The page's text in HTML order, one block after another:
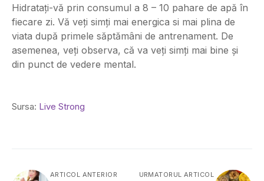
Hidratați-vă prin consumul a 8 – 10 pahare de apă în
fiecare zi. Vă veți simți mai energica si mai plina de
viata după primele săptămâni de antrenament. De
asemenea, veți observa, că va veți simți mai bine și
din punct de vedere mental.
Sursa: Live Strong
ARTICOL ANTERIOR URMATORUL ARTICOL